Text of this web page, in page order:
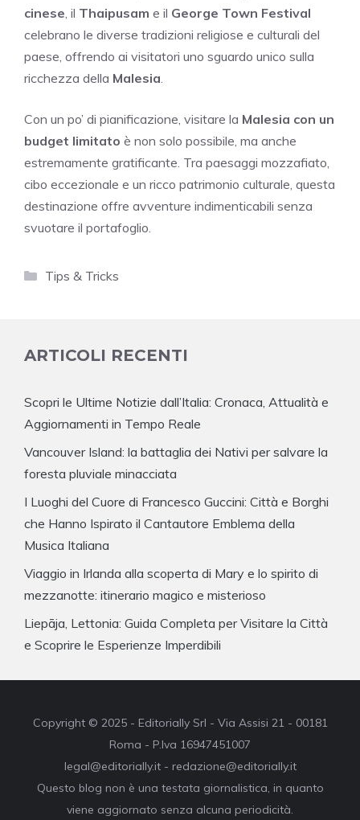
cinese , il Thaipusam e il George Town Festival
celebrano le diverse tradizioni religiose e culturali del
paese, offrendo ai visitatori uno sguardo unico sulla
ricchezza della Malesia
Con un po’ di pianificazione, visitare la Malesia con un
budget limitato è non solo possibile, ma anche
estremamente gratificante. Tra paesaggi mozzafiato,
cibo eccezionale e un ricco patrimonio culturale, questa
destinazione offre avventure indimenticabili senza
svuotare il portafoglio.
Categorie
Tips & Tricks
ARTICOLI RECENTI
Scopri le Ultime Notizie dall’Italia: Cronaca, Attualità e
Aggiornamenti in Tempo Reale
Vancouver Island: la battaglia dei Nativi per salvare la
foresta pluviale minacciata
I Luoghi del Cuore di Francesco Guccini: Città e Borghi
che Hanno Ispirato il Cantautore Emblema della
Musica Italiana
Viaggio in Irlanda alla scoperta di Mary e lo spirito di
mezzanotte: itinerario magico e misterioso
Liepāja, Lettonia: Guida Completa per Visitare la Città
e Scoprire le Esperienze Imperdibili
Copyright © 2025 - Editorially Srl - Via Assisi 21 - 00181
Roma - P.Iva 16947451007
legal@editorially.it - redazione@editorially.it
Questo blog non è una testata giornalistica, in quanto
viene aggiornato senza alcuna periodicità.